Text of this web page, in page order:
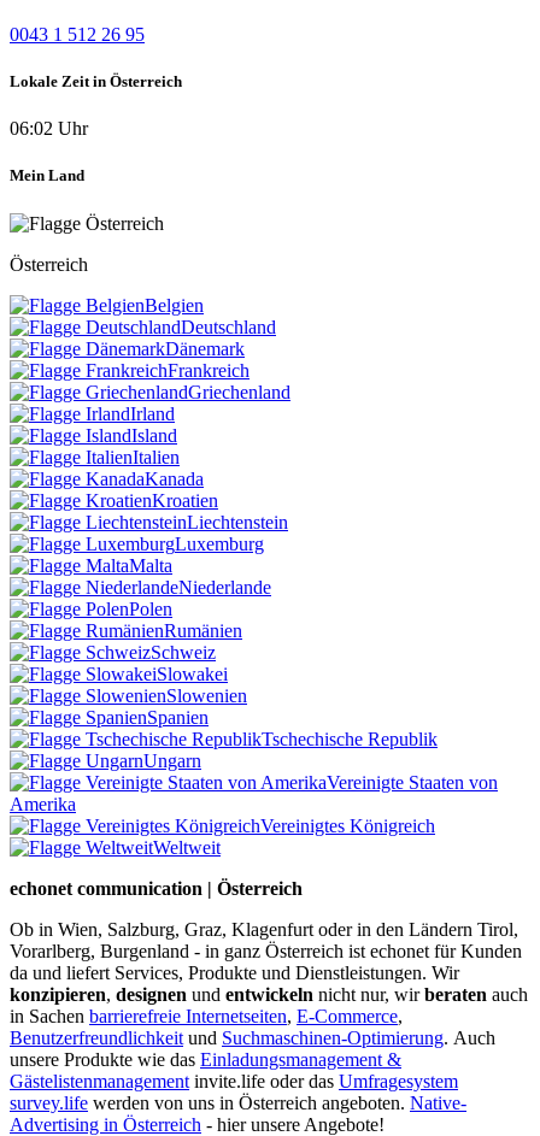
0043 1 512 26 95
Lokale Zeit in Österreich
06:02 Uhr
Mein Land
Österreich
Belgien
Deutschland
Dänemark
Frankreich
Griechenland
Irland
Island
Italien
Kanada
Kroatien
Liechtenstein
Luxemburg
Malta
Niederlande
Polen
Rumänien
Schweiz
Slowakei
Slowenien
Spanien
Tschechische Republik
Ungarn
Vereinigte Staaten von
Amerika
Vereinigtes Königreich
Weltweit
echonet communication | Österreich
Ob in Wien, Salzburg, Graz, Klagenfurt oder in den Ländern Tirol,
Vorarlberg, Burgenland - in ganz Österreich ist echonet für Kunden
da und liefert Services, Produkte und Dienstleistungen. Wir
konzipieren, designen und entwickeln nicht nur, wirberaten auch
in Sachen barrierefreie Internetseiten, E-Commerce,
Benutzerfreundlichkeit und Suchmaschinen-Optimierung. Auch
unsere Produkte wie das Einladungsmanagement &
Gästelistenmanagement invite.life oder das Umfragesystem
survey.life werden von uns in Österreich angeboten. Native-
Advertising in Österreich - hier unsere Angebote!